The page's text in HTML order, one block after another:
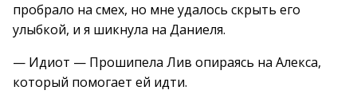
пробрало на смех, но мне удалось скрыть его
улыбкой, и я шикнула на Даниеля.
— Идиот — Прошипела Лив опираясь на Алекса,
который помогает ей идти.